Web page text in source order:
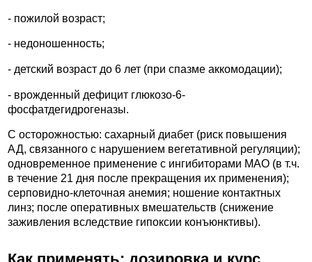
- пожилой возраст;
- недоношенность;
- детский возраст до 6 лет (при спазме аккомодации);
- врожденный дефицит глюкозо-6-
фосфатдегидрогеназы.
С осторожностью: сахарный диабет (риск повышения
АД, связанного с нарушением вегетативной регуляции);
одновременное применение с ингибиторами МАО (в т.ч.
в течение 21 дня после прекращения их применения);
серповидно-клеточная анемия; ношение контактных
линз; после оперативных вмешательств (снижение
заживления вследствие гипоксии конъюнктивы).